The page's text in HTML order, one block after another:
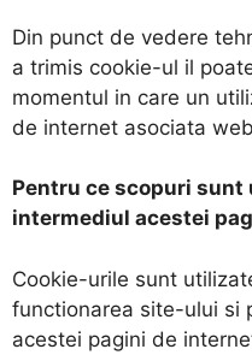
Din punct de vedere
a trimis cookie-ul il
momentul in care un
de internet asociata
Pentru ce scopuri
intermediul acestei
Cookie-urile sunt
functionarea site-ului si
acestei pagini de